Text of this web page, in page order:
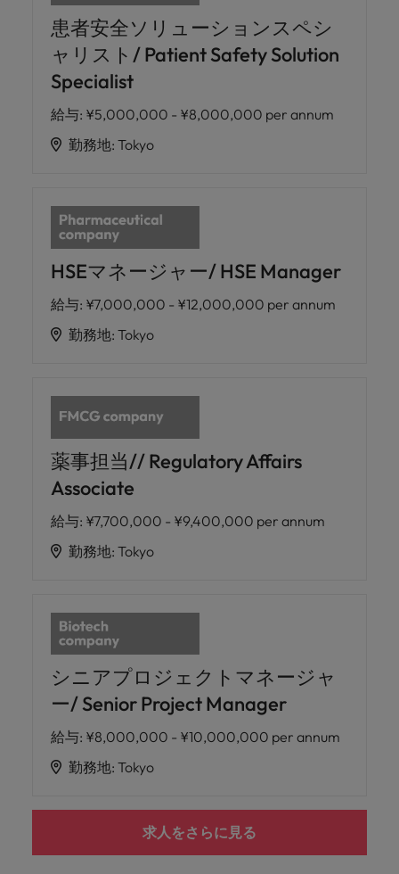
患者安全ソリューションスペシ
ャリスト/ Patient Safety Solution
Specialist
給与: ¥5,000,000 - ¥8,000,000 per annum
勤務地: Tokyo
HSEマネージャー/ HSE Manager
給与: ¥7,000,000 - ¥12,000,000 per annum
勤務地: Tokyo
薬事担当// Regulatory Affairs
Associate
給与: ¥7,700,000 - ¥9,400,000 per annum
勤務地: Tokyo
シニアプロジェクトマネージャ
ー/ Senior Project Manager
給与: ¥8,000,000 - ¥10,000,000 per annum
勤務地: Tokyo
求人をさらに見る